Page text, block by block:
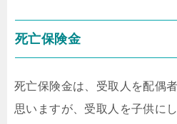
死亡保険金
死亡保険金は、受取人を配偶
思いますが、受取人を子供に